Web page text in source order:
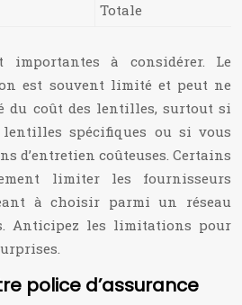
Totale
à considérer. Le
est souvent limité et peut ne
du coût des lentilles, surtout si
spécifiques ou si vous
d’entretien coûteuses. Certains
limiter les fournisseurs
à choisir parmi un réseau
Anticipez les limitations pour
police d’assurance